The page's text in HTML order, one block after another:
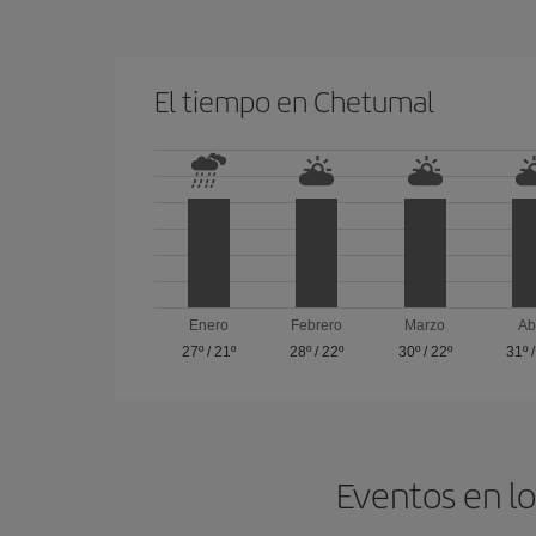
El tiempo en Chetumal
Enero
27º/ 21º
Febrero
28º / 22º
Marzo
30º/ 22º
31º
Eventos en